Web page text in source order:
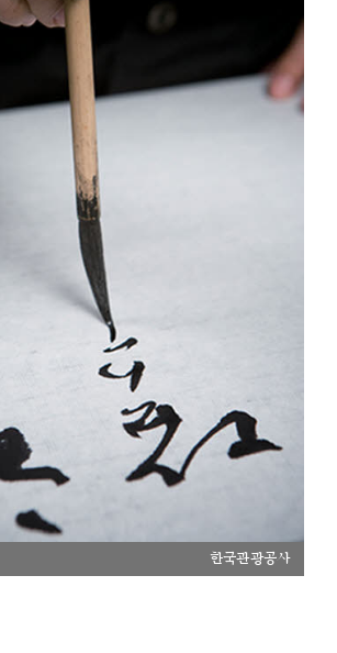
한국관광공사